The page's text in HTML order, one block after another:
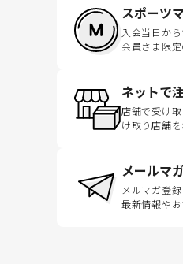
スポーツ
入会当日か
会員さま限定
ネットで
店舗で受け
け取り店舗を
メールマ
メルマガ登
最新情報やお